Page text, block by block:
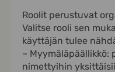
Roolit perustuvat
Valitse rooli sen
käyttäjän tulee
– Myymäläpäällikkö:
nimettyihin